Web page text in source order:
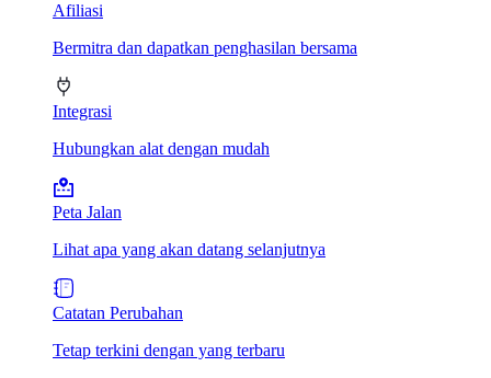
Afiliasi
Bermitra dan dapatkan penghasilan bersama
Integrasi
Hubungkan alat dengan mudah
Peta Jalan
Lihat apa yang akan datang selanjutnya
Catatan Perubahan
Tetap terkini dengan yang terbaru